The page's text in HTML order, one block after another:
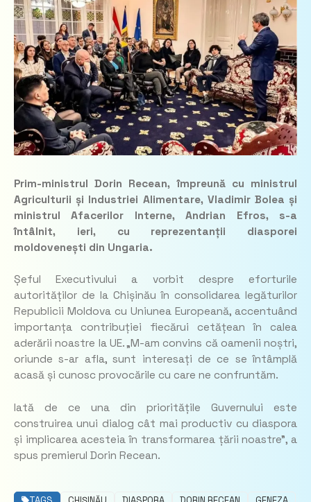
Prim-ministrul Dorin Recean, împreună cu ministrul
Agriculturii și Industriei Alimentare, Vladimir Bolea și
ministrul Afacerilor Interne, Andrian Efros, s-a
întâlnit, ieri, cu reprezentanții diasporei
moldovenești din Ungaria.
Șeful Executivului a vorbit despre eforturile
autorităților de la Chișinău în consolidarea legăturilor
Republicii Moldova cu Uniunea Europeană, accentuând
importanța contribuției fiecărui cetățean în calea
aderării noastre la UE. „M-am convins că oamenii noștri,
oriunde s-ar afla, sunt interesați de ce se întâmplă
acasă și cunosc provocările cu care ne confruntăm.
Iată de ce una din prioritățile Guvernului este
construirea unui dialog cât mai productiv cu diaspora
și implicarea acesteia în transformarea țării noastre”, a
spus premierul Dorin Recean.